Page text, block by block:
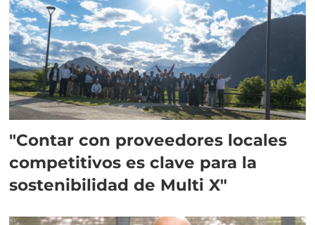
"Contar con proveedores locales
competitivos es clave para la
sostenibilidad de Multi X"